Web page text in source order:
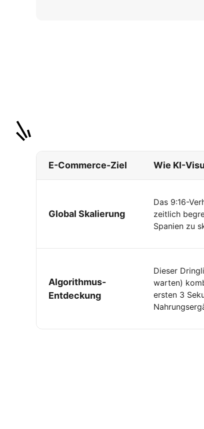
E-Commerce-Ziel Wie KI-
Global Skalierung
Das 9:16-
zeitlich
Spanien zu
Algorithmus-
Entdeckung
Dieser
warten)
ersten 3